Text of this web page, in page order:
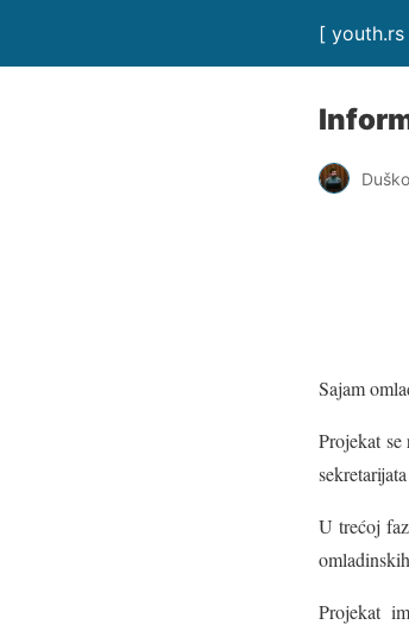
[ youth.rs
Duško
Sajam
Projekat
U trećoj
Projekat